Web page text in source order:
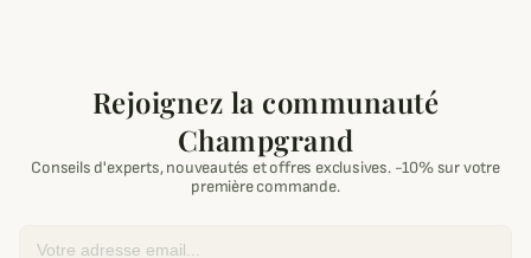
Rejoignez la communauté
Champgrand
Conseils d'experts, nouveautés et offres exclusives. -10% sur votre
première commande.